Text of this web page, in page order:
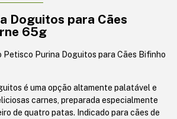
Doguitos para Cães
65g
Petisco Purina Doguitos para Cães Bifinho
é uma opção altamente palatável e
carnes, preparada especialmente
de quatro patas. Indicado para cães de